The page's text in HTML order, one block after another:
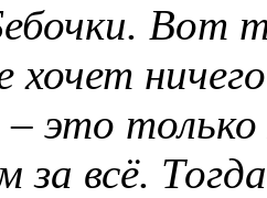
Вот
хочет
– это
за всё.